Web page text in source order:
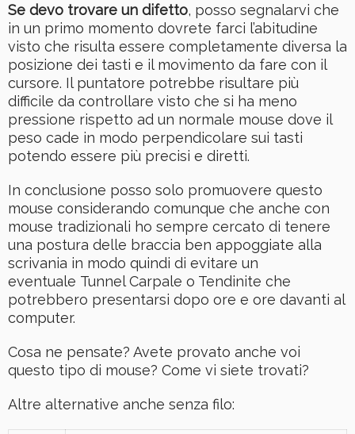
Se devo trovare un difetto, posso segnalarvi che
in un primo momento dovrete farci l’abitudine
visto che risulta essere completamente diversa la
posizione dei tasti e il movimento da fare con il
cursore. Il puntatore potrebbe risultare più
difficile da controllare visto che si ha meno
pressione rispetto ad un normale mouse dove il
peso cade in modo perpendicolare sui tasti
potendo essere più precisi e diretti.
In conclusione posso solo promuovere questo
mouse considerando comunque che anche con
mouse tradizionali ho sempre cercato di tenere
una postura delle braccia ben appoggiate alla
scrivania in modo quindi di evitare un
eventuale Tunnel Carpale o Tendinite che
potrebbero presentarsi dopo ore e ore davanti al
computer.
Cosa ne pensate? Avete provato anche voi
questo tipo di mouse? Come vi siete trovati?
Altre alternative anche senza filo: